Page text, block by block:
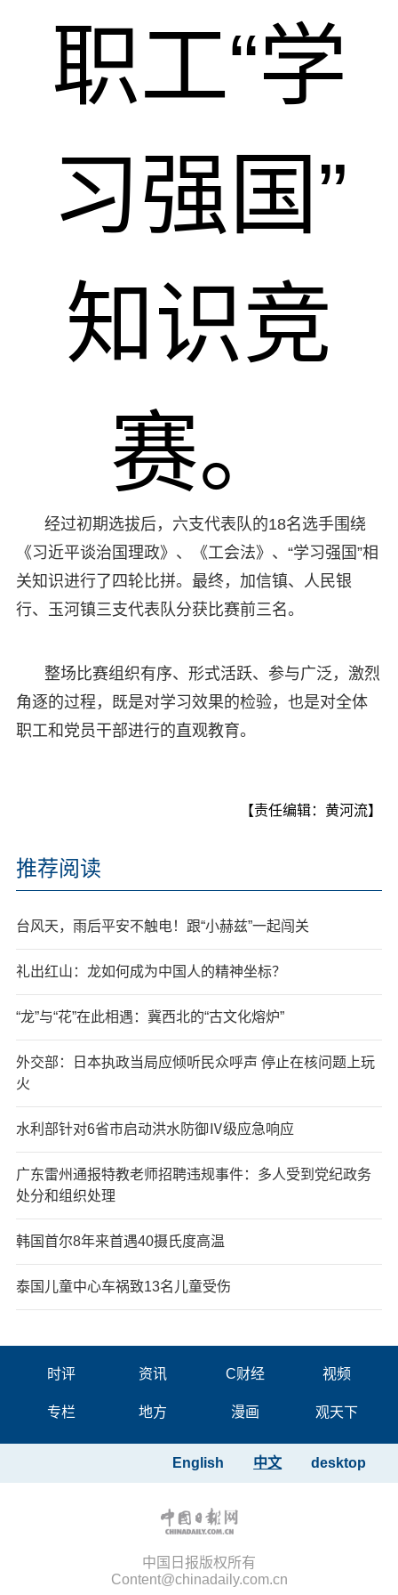
职工“学
习强国”
知识竞
赛。
经过初期选拔后，六支代表队的18名选手围绕
《习近平谈治国理政》、《工会法》、“学习强国”相
关知识进行了四轮比拼。最终，加信镇、人民银
行、玉河镇三支代表队分获比赛前三名。
整场比赛组织有序、形式活跃、参与广泛，激烈
角逐的过程，既是对学习效果的检验，也是对全体
职工和党员干部进行的直观教育。
【责任编辑：黄河流】
推荐阅读
台风天，雨后平安不触电！跟“小赫兹”一起闯关
礼出红山：龙如何成为中国人的精神坐标？
“龙”与“花”在此相遇：冀西北的“古文化熔炉”
外交部：日本执政当局应倾听民众呼声 停止在核问题上玩
火
水利部针对6省市启动洪水防御Ⅳ级应急响应
广东雷州通报特教老师招聘违规事件：多人受到党纪政务
处分和组织处理
韩国首尔8年来首遇40摄氏度高温
泰国儿童中心车祸致13名儿童受伤
时评 资讯 C财经 视频
专栏 地方 漫画 观天下
desktop
中文
English
中国日报版权所有
Content@chinadaily.com.cn